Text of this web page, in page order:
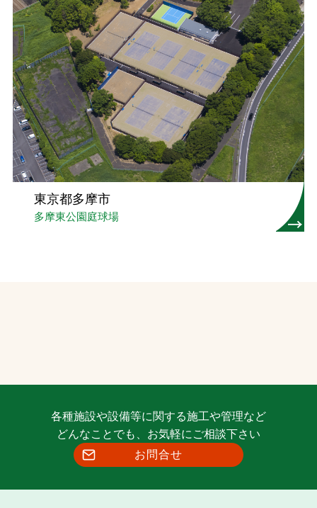
東京都多摩市
多摩東公園庭球場
各種施設や設備等に関する施工や管理など
どんなことでも、お気軽にご相談下さい
お問合せ